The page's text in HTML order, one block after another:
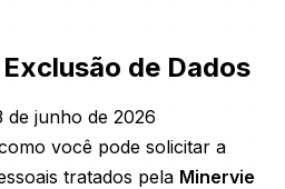
de Dados
de junho de 2026
você pode solicitar a
tratados pela Minervie